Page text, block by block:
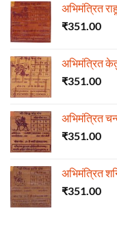
अभिमंत्रित
₹351.00
अभिमंत्रित
₹351.00
अभिमंत्रित
₹351.00
अभिमंत्रित
₹351.00